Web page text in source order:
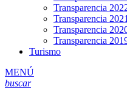
Transparencia
Transparencia 2021
Transparencia
Transparencia
Turismo
MENÚ
buscar